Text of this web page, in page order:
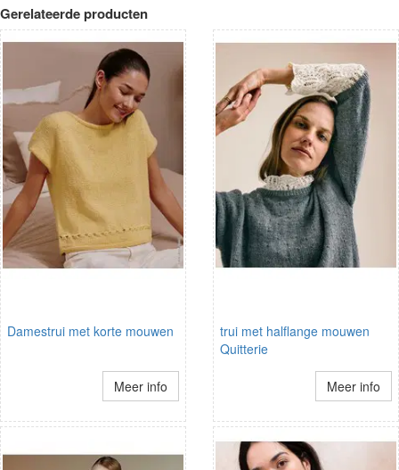
Gerelateerde producten
Damestrui met korte mouwen
Meer info
trui met halflange mouwen
Quitterie
Meer info